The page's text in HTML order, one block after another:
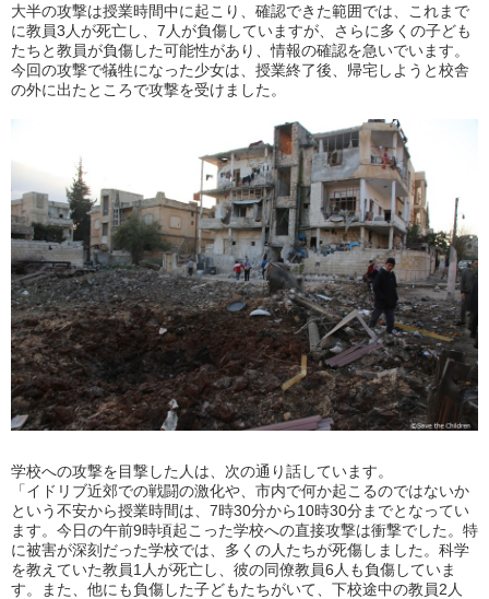
大半の攻撃は授業時間中に起こり、確認できた範囲では、これまで
に教員3人が死亡し、7人が負傷していますが、さらに多くの子ども
たちと教員が負傷した可能性があり、情報の確認を急いでいます。
今回の攻撃で犠牲になった少女は、授業終了後、帰宅しようと校舎
の外に出たところで攻撃を受けました。
学校への攻撃を目撃した人は、次の通り話しています。
「イドリブ近郊での戦闘の激化や、市内で何か起こるのではないか
という不安から授業時間は、7時30分から10時30分までとなってい
ます。今日の午前9時頃起こった学校への直接攻撃は衝撃でした。特
に被害が深刻だった学校では、多くの人たちが死傷しました。科学
を教えていた教員1人が死亡し、彼の同僚教員6人も負傷していま
す。また、他にも負傷した子どもたちがいて、下校途中の教員2人